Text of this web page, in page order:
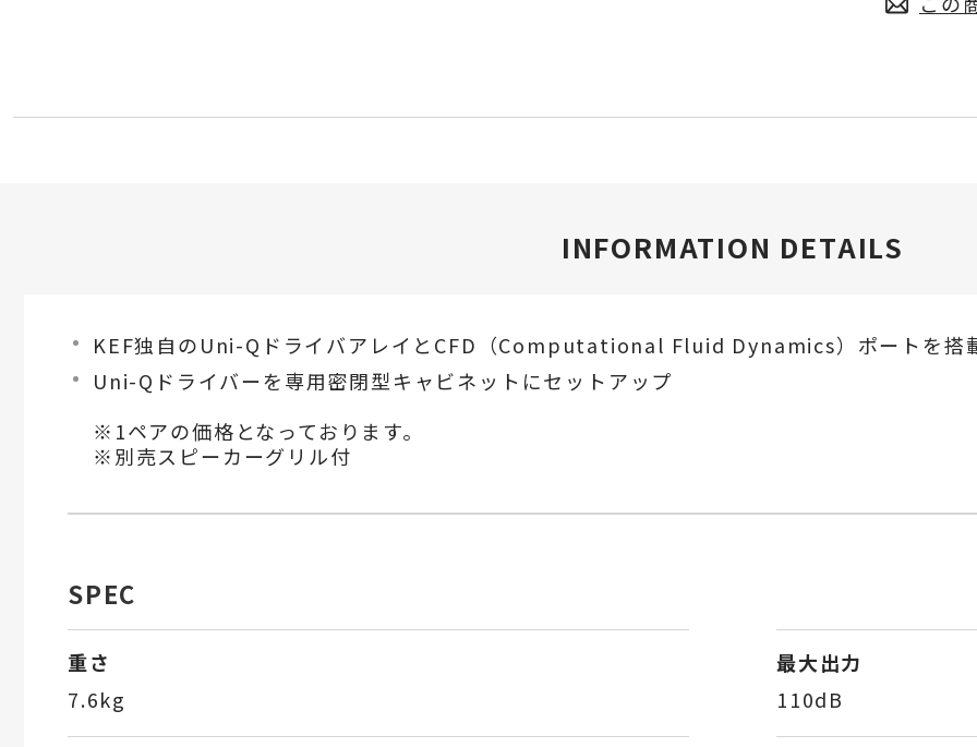
INFORMATION DETAILS
KEF独自のUni-QドライバアレイとCFD（Computational Fluid Dynamics）ポートを搭
Uni-Qドライバーを専用密閉型キャビネットにセットアップ
※1ペアの価格となっております。
※別売スピーカーグリル付
SPEC
重さ
7.6kg
最大出力
110dB